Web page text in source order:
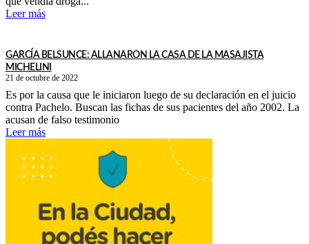
Leer más
GARCÍA BELSUNCE: ALLANARON LA CASA DE LA MASAJISTA
MICHELINI
21 de octubre de 2022
Es por la causa que le iniciaron luego de su declaración en el juicio
contra Pachelo. Buscan las fichas de sus pacientes del año 2002. La
acusan de falso testimonio
Leer más